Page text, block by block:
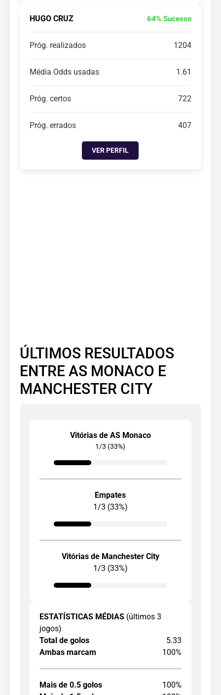
HUGO CRUZ 64% Sucesso
Próg. realizados 1204
Média Odds usadas 1.61
Próg. certos 722
Próg. errados 407
VER PERFIL
ÚLTIMOS RESULTADOS
ENTRE AS MONACO E
MANCHESTER CITY
Vitórias de AS Monaco
1/3 (33%)
Empates
1/3 (33%)
Vitórias de Manchester City
1/3 (33%)
ESTATÍSTICAS MÉDIAS (últimos 3
jogos)
Total de golos
5.33
Ambas marcam
100%
Mais de 0.5 golos
100%